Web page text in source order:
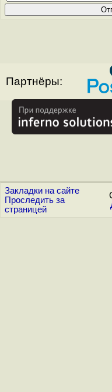
Партнёры:
Закладки на сайте
Проследить за
страницей